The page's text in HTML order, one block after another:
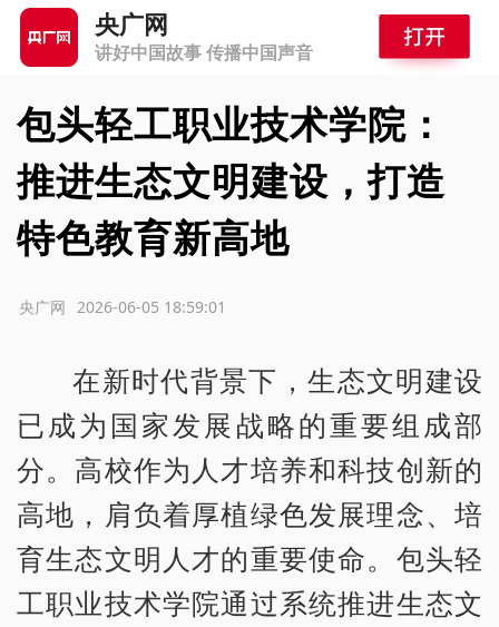
央广网
讲好中国故事 传播中国声音
包头轻工职业技术学院：
推进生态文明建设，打造
特色教育新高地
2026-06-05 18:59:01
央广网
在新时代背景下，生态文明建设
已成为国家发展战略的重要组成部
分。高校作为人才培养和科技创新的
高地，肩负着厚植绿色发展理念、培
育生态文明人才的重要使命。包头轻
工职业技术学院通过系统推进生态文